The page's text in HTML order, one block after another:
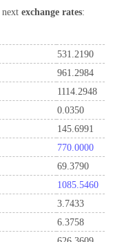
nextexchange rates:
531.2190
961.2984
1114.2948
0.0350
145.6991
770.0000
69.3790
1085.5460
3.7433
6.3758